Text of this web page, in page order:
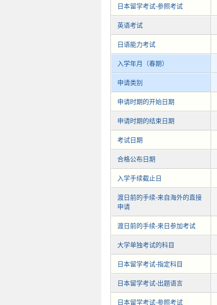
日本留学考试-参照考试
英语考试
日语能力考试
入学年月（春期）
申请类别
申请时期的开始日期
申请时期的结束日期
考试日期
合格公布日期
入学手续截止日
渡日前的手续-来自海外的直接
申请
渡日前的手续-来日参加考试
大学单独考试的科目
日本留学考试-指定科目
日本留学考试-出题语言
日本留学考试-参照考试